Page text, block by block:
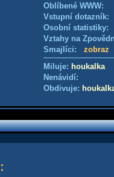
Oblíbené WWW:
Vstupní
Osobní
Vztahy na
Smajlíci: zobraz
Miluje: houkalka
Nenávidí:
Obdivuje:
: